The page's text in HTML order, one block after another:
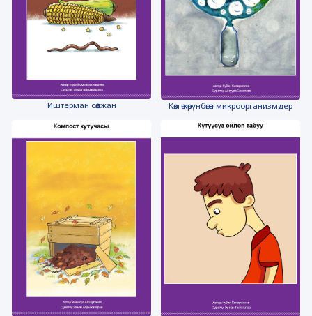
Иштерман сөөлжан Көзгө көрүнбөгөн микроорганизмдер